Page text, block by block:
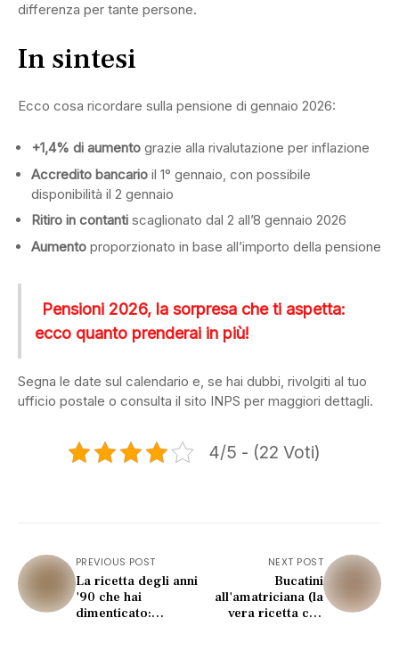
differenza per tante persone.
In sintesi
Ecco cosa ricordare sulla pensione di gennaio 2026:
+1,4% di aumento grazie alla rivalutazione per inflazione
Accredito bancario il 1° gennaio, con possibile
disponibilità il 2 gennaio
Ritiro in contanti scaglionato dal 2 all’8 gennaio 2026
Aumento proporzionato in base all’importo della pensione
Pensioni 2026, la sorpresa che ti aspetta:
ecco quanto prenderai in più!
Segna le date sul calendario e, se hai dubbi, rivolgiti al tuo
ufficio postale o consulta il sito INPS per maggiori dettagli.
4/5 - (22 Voti)
PREVIOUS POST
La ricetta degli anni
'90 che hai
dimenticato:
NEXT POST
Bucatini
all'amatriciana (la
vera ricetta che